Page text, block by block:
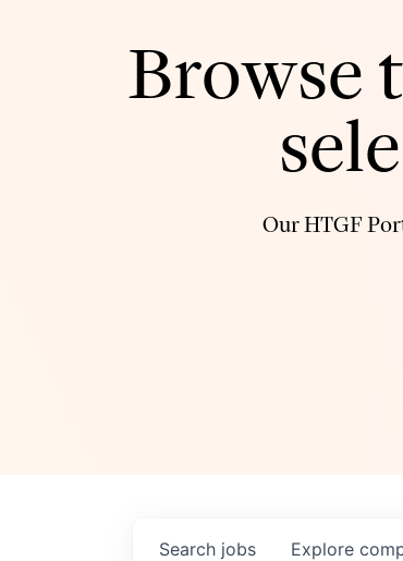
Browse
Our HTGF
Search jobs Explore